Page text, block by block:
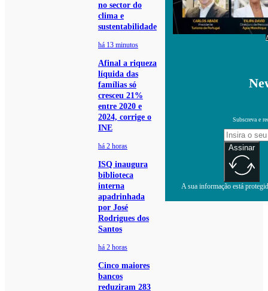
no sector do
clima e
sustentabilidade
há 13 minutos
Afinal a riqueza
líquida das
famílias só
cresceu 21%
entre 2020 e
2024, corrige o
INE
há 2 horas
ISQ inaugura
biblioteca
interna
apadrinhada
por José
Rodrigues dos
Santos
há 2 horas
Cinco maiores
bancos
reduziram 283
Subscreva e
Assinar
A sua informação está